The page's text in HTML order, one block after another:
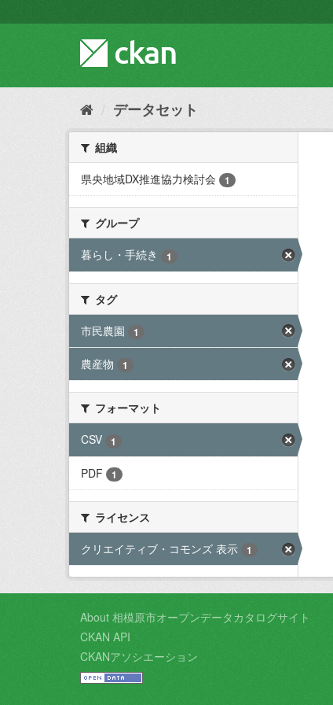
キ
て
データセット
組織
県央地域DX推進協力検討会
1
グループ
暮らし・手続き
1
タグ
市民農園
1
農産物 1
フォーマット
CSV
1
PDF 1
ライセンス
クリエイティブ・コモンズ 表示
1
About 相模原市オープンデータカタログサイト
CKAN API
CKANアソシエーション